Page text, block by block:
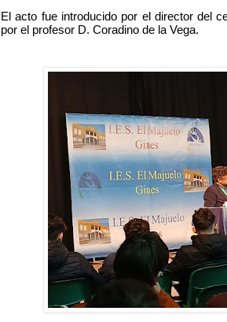
El acto fue introducido por el director del
por el profesor D. Coradino de la Vega.